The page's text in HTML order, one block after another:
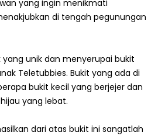
yang ingin menikmati
di tengah pegunungan
unik dan menyerupai bukit
Teletubbies. Bukit yang ada di
bukit kecil yang berjejer dan
yang lebat.
dari atas bukit ini sangatlah